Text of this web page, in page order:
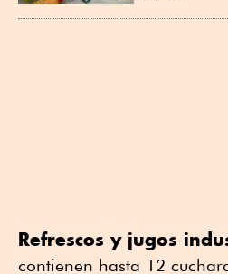
Refrescos y jugos
contienen hasta 12